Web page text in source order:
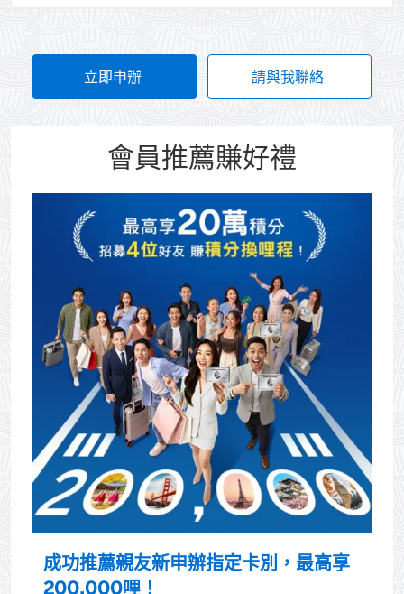
立即申辦 (opens new window)請與我聯絡
會員推薦賺好禮
成功推薦親友新申辦指定卡別，最高享
200,000哩！